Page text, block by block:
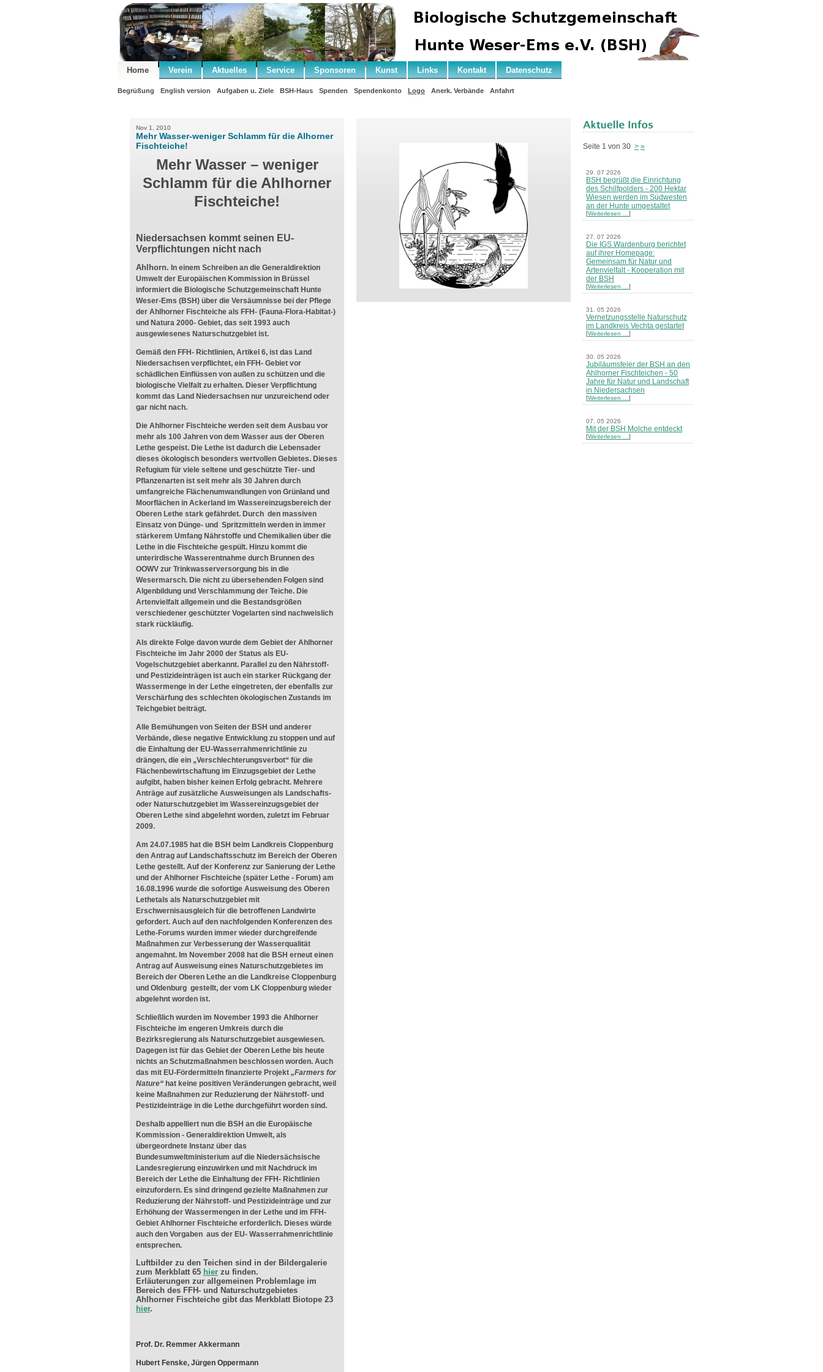
Home Verein Aktuelles Service Sponsoren Kunst Links Kontakt Datenschutz
Begrüßung English version Aufgaben u. Ziele BSH-Haus Spenden Spendenkonto Logo Anerk. Verbände Anfahrt
Nov 1, 2010
Mehr Wasser-weniger Schlamm für die Alhorner
Fischteiche!
Mehr Wasser – weniger
Schlamm für die Ahlhorner
Fischteiche!
Niedersachsen kommt seinen EU-
Verpflichtungen nicht nach
Ahlhorn. In einem Schreiben an die Generaldirektion
Umwelt der Europäischen Kommission in Brüssel
informiert die Biologische Schutzgemeinschaft Hunte
Weser-Ems (BSH) über die Versäumnisse bei der Pflege
der Ahlhorner Fischteiche als FFH- (Fauna-Flora-Habitat-)
und Natura 2000- Gebiet, das seit 1993 auch
ausgewiesenes Naturschutzgebiet ist.
Gemäß den FFH- Richtlinien, Artikel 6, ist das Land
Niedersachsen verpflichtet, ein FFH- Gebiet vor
schädlichen Einflüssen von außen zu schützen und die
biologische Vielfalt zu erhalten. Dieser Verpflichtung
kommt das Land Niedersachsen nur unzureichend oder
gar nicht nach.
Die Ahlhorner Fischteiche werden seit dem Ausbau vor
mehr als 100 Jahren von dem Wasser aus der Oberen
Lethe gespeist. Die Lethe ist dadurch die Lebensader
dieses ökologisch besonders wertvollen Gebietes. Dieses
Refugium für viele seltene und geschützte Tier- und
Pflanzenarten ist seit mehr als 30 Jahren durch
umfangreiche Flächenumwandlungen von Grünland und
Moorflächen in Ackerland im Wassereinzugsbereich der
Oberen Lethe stark gefährdet. Durch den massiven
Einsatz von Dünge- und Spritzmitteln werden in immer
stärkerem Umfang Nährstoffe und Chemikalien über die
Lethe in die Fischteiche gespült. Hinzu kommt die
unterirdische Wasserentnahme durch Brunnen des
OOWV zur Trinkwasserversorgung bis in die
Wesermarsch. Die nicht zu übersehenden Folgen sind
Algenbildung und Verschlammung der Teiche. Die
Artenvielfalt allgemein und die Bestandsgrößen
verschiedener geschützter Vogelarten sind nachweislich
stark rückläufig.
Als direkte Folge davon wurde dem Gebiet der Ahlhorner
Fischteiche im Jahr 2000 der Status als EU-
Vogelschutzgebiet aberkannt. Parallel zu den Nährstoff-
und Pestizideinträgen ist auch ein starker Rückgang der
Wassermenge in der Lethe eingetreten, der ebenfalls zur
Verschärfung des schlechten ökologischen Zustands im
Teichgebiet beiträgt.
Alle Bemühungen von Seiten der BSH und anderer
Verbände, diese negative Entwicklung zu stoppen und auf
die Einhaltung der EU-Wasserrahmenrichtlinie zu
drängen, die ein „Verschlechterungsverbot“ für die
Flächenbewirtschaftung im Einzugsgebiet der Lethe
aufgibt, haben bisher keinen Erfolg gebracht. Mehrere
Anträge auf zusätzliche Ausweisungen als Landschafts-
oder Naturschutzgebiet im Wassereinzugsgebiet der
Oberen Lethe sind abgelehnt worden, zuletzt im Februar
2009.
Am 24.07.1985 hat die BSH beim Landkreis Cloppenburg
den Antrag auf Landschaftsschutz im Bereich der Oberen
Lethe gestellt. Auf der Konferenz zur Sanierung der Lethe
und der Ahlhorner Fischteiche (später Lethe - Forum) am
16.08.1996 wurde die sofortige Ausweisung des Oberen
Lethetals als Naturschutzgebiet mit
Erschwernisausgleich für die betroffenen Landwirte
gefordert. Auch auf den nachfolgenden Konferenzen des
Lethe-Forums wurden immer wieder durchgreifende
Maßnahmen zur Verbesserung der Wasserqualität
angemahnt. Im November 2008 hat die BSH erneut einen
Antrag auf Ausweisung eines Naturschutzgebietes im
Bereich der Oberen Lethe an die Landkreise Cloppenburg
und Oldenburg gestellt, der vom LK Cloppenburg wieder
abgelehnt worden ist.
Schließlich wurden im November 1993 die Ahlhorner
Fischteiche im engeren Umkreis durch die
Bezirksregierung als Naturschutzgebiet ausgewiesen.
Dagegen ist für das Gebiet der Oberen Lethe bis heute
nichts an Schutzmaßnahmen beschlossen worden. Auch
das mit EU-Fördermitteln finanzierte Projekt „Farmers for
Nature“ hat keine positiven Veränderungen gebracht, weil
keine Maßnahmen zur Reduzierung der Nährstoff- und
Pestizideinträge in die Lethe durchgeführt worden sind.
Deshalb appelliert nun die BSH an die Europäische
Kommission - Generaldirektion Umwelt, als
übergeordnete Instanz über das
Bundesumweltministerium auf die Niedersächsische
Landesregierung einzuwirken und mit Nachdruck im
Bereich der Lethe die Einhaltung der FFH- Richtlinien
einzufordern. Es sind dringend gezielte Maßnahmen zur
Reduzierung der Nährstoff- und Pestizideinträge und zur
Erhöhung der Wassermengen in der Lethe und im FFH-
Gebiet Ahlhorner Fischteiche erforderlich. Dieses würde
auch den Vorgaben aus der EU- Wasserrahmenrichtlinie
entsprechen.
Luftbilder zu den Teichen sind in der Bildergalerie
zum Merkblatt 65 hier zu finden.
Erläuterungen zur allgemeinen Problemlage im
Bereich des FFH- und Naturschutzgebietes
Ahlhorner Fischteiche gibt das Merkblatt Biotope 23
hier.
Prof. Dr. Remmer Akkermann
Hubert Fenske, Jürgen Oppermann
Seite 1 von 30 > »
29. 07 2026
BSH begrüßt die Einrichtung
des Schilfpolders - 200 Hektar
Wiesen werden im Südwesten
an der Hunte umgestaltet
[Weiterlesen … ]
27. 07 2026
Die IGS Wardenburg berichtet
auf ihrer Homepage:
Gemeinsam für Natur und
Artenvielfalt - Kooperation mit
der BSH
[Weiterlesen … ]
31. 05 2026
Vernetzungsstelle Naturschutz
im Landkreis Vechta gestartet
[Weiterlesen … ]
30. 05 2026
Jubiläumsfeier der BSH an den
Ahlhorner Fischteichen - 50
Jahre für Natur und Landschaft
in Niedersachsen
[Weiterlesen … ]
07. 05 2026
Mit der BSH Molche entdeckt
[Weiterlesen … ]